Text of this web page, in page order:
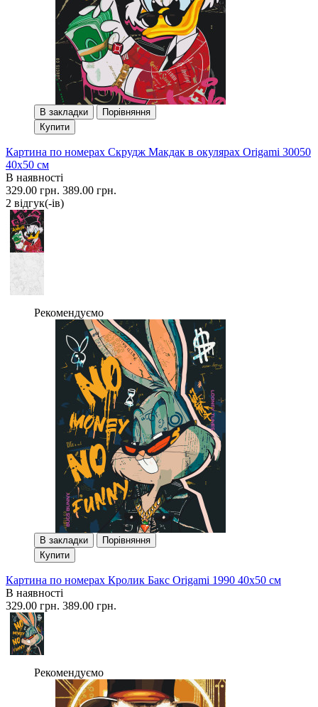
В закладки
Порівняння
Купити
Картина по номерах Скрудж Макдак в окулярах Origami 30050
40x50 см
В наявності
329.00 грн. 389.00 грн.
2 вiдгук(-iв)
Рекомендуємо
В закладки
Порівняння
Купити
Картина по номерах Кролик Бакс Origami 1990 40x50 см
В наявності
329.00 грн. 389.00 грн.
Рекомендуємо